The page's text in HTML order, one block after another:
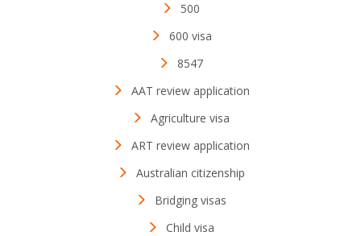
500
600 visa
8547
AAT review application
Agriculture visa
ART review application
Australian citizenship
Bridging visas
Child visa